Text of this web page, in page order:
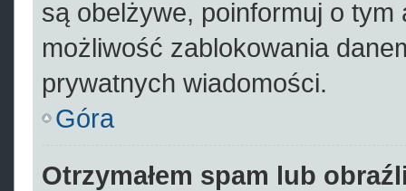
są obelżywe, poinformuj o
możliwość zablokowania
prywatnych wiadomości.
Góra
Otrzymałem spam lub